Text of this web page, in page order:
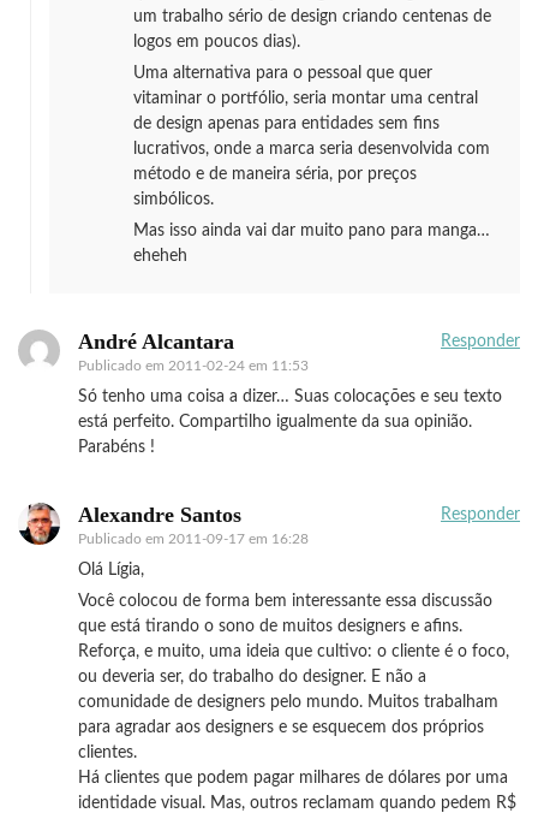
um trabalho sério de design criando centenas de
logos em poucos dias).
Uma alternativa para o pessoal que quer
vitaminar o portfólio, seria montar uma central
de design apenas para entidades sem fins
lucrativos, onde a marca seria desenvolvida com
método e de maneira séria, por preços
simbólicos.
Mas isso ainda vai dar muito pano para manga…
eheheh
André Alcantara
Publicado em 2011-02-24 em 11:53
Responder
Só tenho uma coisa a dizer… Suas colocações e seu texto
está perfeito. Compartilho igualmente da sua opinião.
Parabéns !
Alexandre Santos
Publicado em 2011-09-17 em 16:28
Responder
Olá Lígia,
Você colocou de forma bem interessante essa discussão
que está tirando o sono de muitos designers e afins.
Reforça, e muito, uma ideia que cultivo: o cliente é o foco,
ou deveria ser, do trabalho do designer. E não a
comunidade de designers pelo mundo. Muitos trabalham
para agradar aos designers e se esquecem dos próprios
clientes.
Há clientes que podem pagar milhares de dólares por uma
identidade visual. Mas, outros reclamam quando pedem R$